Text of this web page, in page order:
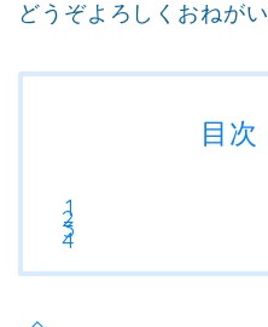
どうぞよろしくおねが
目次